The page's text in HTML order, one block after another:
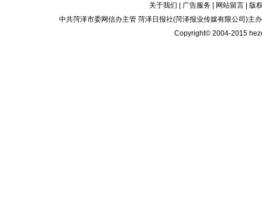
关于我们 广告服务| 网站留言| 版
中共菏泽市委网信办主管 菏泽日报社(菏泽报业传媒有限公司)主
Copyright© 2004-2015